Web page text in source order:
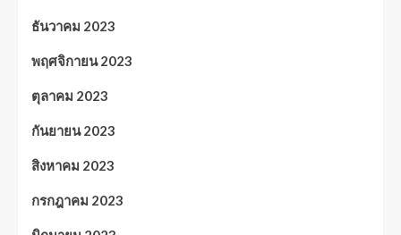
ธันวาคม 2023
พฤศจิกายน 2023
ตุลาคม 2023
กันยายน 2023
สิงหาคม 2023
กรกฎาคม 2023